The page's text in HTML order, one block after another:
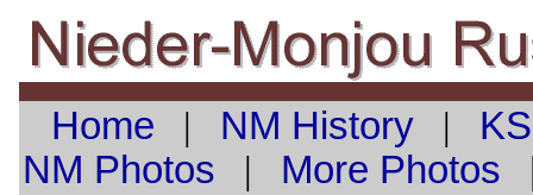
Home | NM History|
NM Photos | More Photos